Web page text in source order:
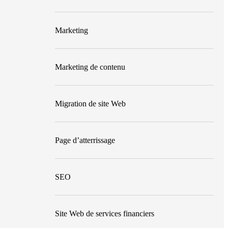
Marketing
Marketing de contenu
Migration de site Web
Page d’atterrissage
SEO
Site Web de services financiers